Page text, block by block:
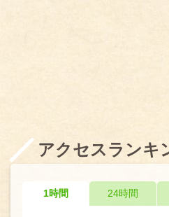
アクセスランキ
1時間 24時間